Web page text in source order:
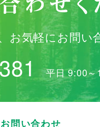
お気軽にお問い
平日 9:00
問い合わせ